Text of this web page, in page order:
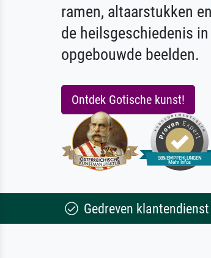
ramen, altaarstukken
de heilsgeschiedenis
opgebouwde beelden.
Ontdek Gotische kunst!
Gedreven klantendienst